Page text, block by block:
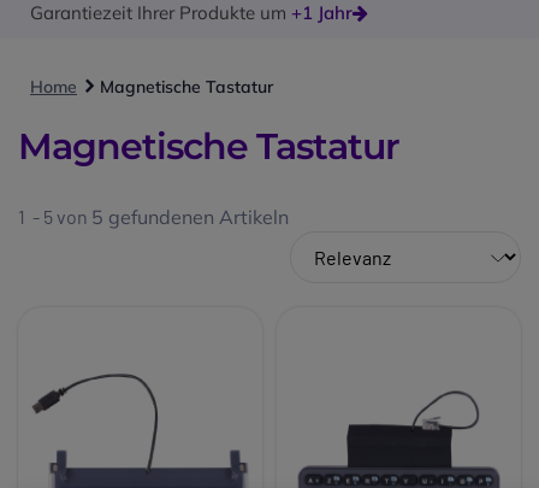
Garantiezeit Ihrer Produkte um +1 Jahr
Home Magnetische Tastatur
Magnetische Tastatur
1 - 5 von 5 gefundenen Artikeln